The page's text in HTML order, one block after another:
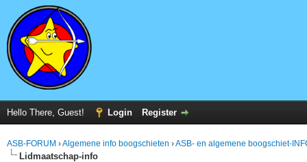
Hello There, Guest! Login Register
ASB-FORUM ›Algemene info boogschieten ›ASB- en algemene boogschiet-
Lidmaatschap-info